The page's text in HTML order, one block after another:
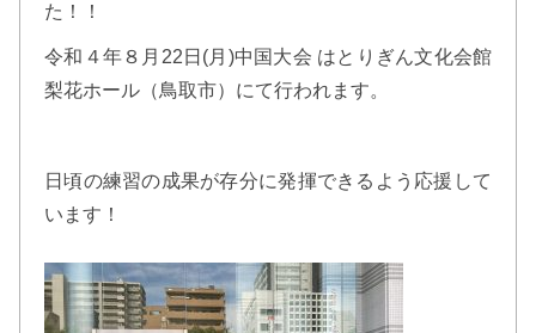
た！！
令和４年８月22日(月)中国大会 はとりぎん文化会館
梨花ホール（鳥取市）にて行われます。
日頃の練習の成果が存分に発揮できるよう応援して
います！